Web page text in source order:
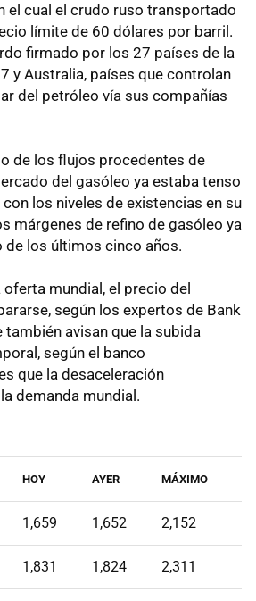
el cual el crudo ruso transportado
límite de 60 dólares por barril.
firmado por los 27 países de la
y Australia, países que controlan
del petróleo vía sus compañías
de los flujos procedentes de
del gasóleo ya estaba tenso
los niveles de existencias en su
márgenes de refino de gasóleo ya
de los últimos cinco años.
oferta mundial, el precio del
según los expertos de Bank
también avisan que la subida
según el banco
que la desaceleración
demanda mundial.
HOY AYER MÁXIMO
1,659 1,652 2,152
1,831 1,824 2,311